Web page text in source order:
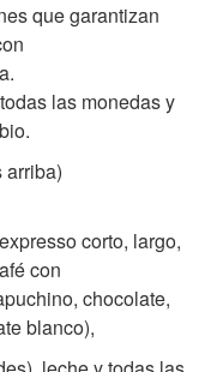
que garantizan
las monedas y
arriba)
corto, largo,
con
chocolate,
blanco),